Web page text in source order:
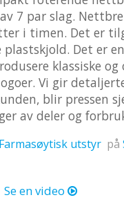
7 par slag.
i timen. Det er
Det er
klassiske
Vi gir
blir pressen
av deler og
Farmasøytisk utstyr på
Se en video